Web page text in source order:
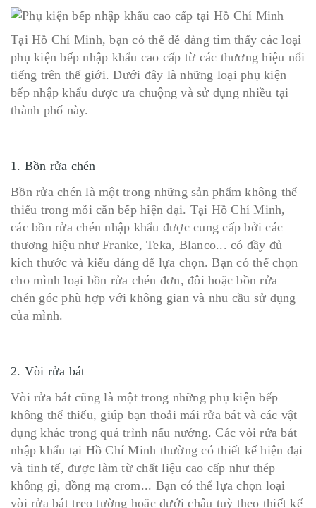
Tại Hồ Chí Minh, bạn có thể dễ dàng tìm thấy các loại
phụ kiện bếp nhập khẩu cao cấp từ các thương hiệu nổi
tiếng trên thế giới. Dưới đây là những loại phụ kiện
bếp nhập khẩu được ưa chuộng và sử dụng nhiều tại
thành phố này.
1. Bồn rửa chén
Bồn rửa chén là một trong những sản phẩm không thể
thiếu trong mỗi căn bếp hiện đại. Tại Hồ Chí Minh,
các bồn rửa chén nhập khẩu được cung cấp bởi các
thương hiệu như Franke, Teka, Blanco... có đầy đủ
kích thước và kiểu dáng để lựa chọn. Bạn có thể chọn
cho mình loại bồn rửa chén đơn, đôi hoặc bồn rửa
chén góc phù hợp với không gian và nhu cầu sử dụng
của mình.
2. Vòi rửa bát
Vòi rửa bát cũng là một trong những phụ kiện bếp
không thể thiếu, giúp bạn thoải mái rửa bát và các vật
dụng khác trong quá trình nấu nướng. Các vòi rửa bát
nhập khẩu tại Hồ Chí Minh thường có thiết kế hiện đại
và tinh tế, được làm từ chất liệu cao cấp như thép
không gỉ, đồng mạ crom... Bạn có thể lựa chọn loại
vòi rửa bát treo tường hoặc dưới chậu tuỳ theo thiết kế